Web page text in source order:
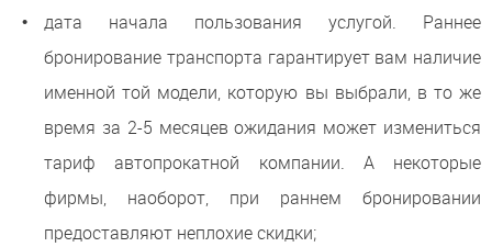
дата начала пользования услугой. Раннее
бронирование транспорта гарантирует вам наличие
именной той модели, которую вы выбрали, в то же
время за 2-5 месяцев ожидания может измениться
тариф автопрокатной компании. А некоторые
фирмы, наоборот, при раннем бронировании
предоставляют неплохие скидки;